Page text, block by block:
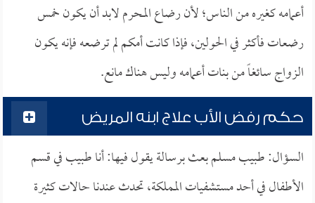
أعمامه كغيره من الناس؛ لأن رضاع المحرم لابد أن يكون خمس
رضعات فأكثر في الحولين، فإذا كانت أمكم لم ترضعه فإنه يكون
الزواج سائغاً من بنات أعمامه وليس هناك مانع.
حكم رفض الأب علاج ابنه المريض
السؤال: طبيب مسلم بعث برسالة يقول فيها: أنا طبيب في قسم
الأطفال في أحد مستشفيات المملكة، تحدث عندنا حالات كثيرة